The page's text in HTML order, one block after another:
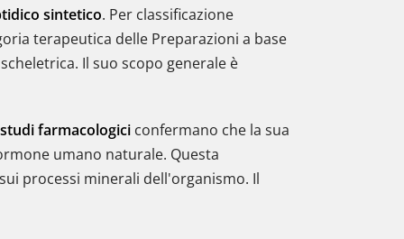
sintetico. Per classificazione
terapeutica delle Preparazioni a base
Il suo scopo generale è
studi farmacologici confermano che la sua
umano naturale. Questa
processi minerali dell'organismo. Il